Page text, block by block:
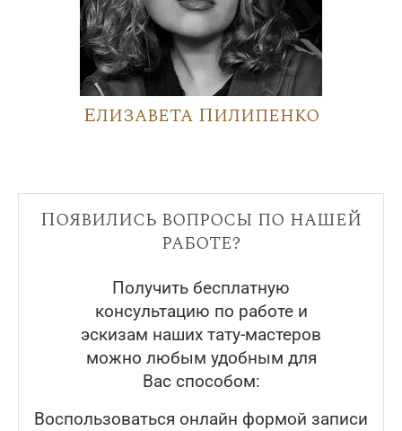
Елизавета Пилипенко
Появились вопросы по нашей
работе?
Получить бесплатную
консультацию по работе и
эскизам наших тату-мастеров
можно любым удобным для
Вас способом:
Воспользоваться онлайн формой записи